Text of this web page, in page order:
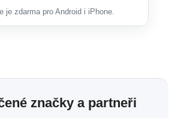
je zdarma pro Android i iPhone.
značky a partneři